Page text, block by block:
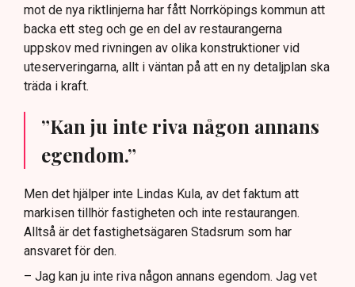
mot de nya riktlinjerna har fått Norrköpings kommun att
backa ett steg och ge en del av restaurangerna
uppskov med rivningen av olika konstruktioner vid
uteserveringarna, allt i väntan på att en ny detaljplan ska
träda i kraft.
”Kan ju inte riva någon annans
egendom.”
Men det hjälper inte Lindas Kula, av det faktum att
markisen tillhör fastigheten och inte restaurangen.
Alltså är det fastighetsägaren Stadsrum som har
ansvaret för den.
– Jag kan ju inte riva någon annans egendom. Jag vet